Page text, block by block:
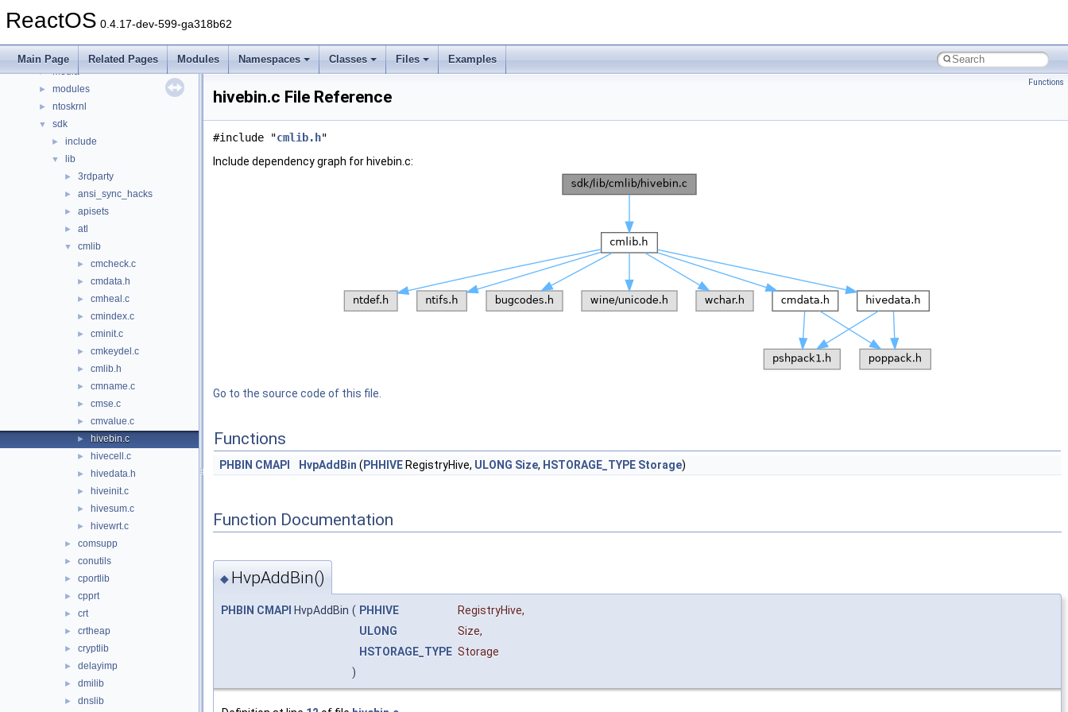
ReactOS 0.4.17-dev-599-ga318b62
Main Page Related Pages Modules Namespaces Classes Files Examples
► dll
►
► media
► modules
► ntoskrnl
▼ sdk
► include
▼ lib
► 3rdparty
► ansi_sync_hacks
► apisets
► atl
▼ cmlib
► cmcheck.c
► cmdata.h
► cmheal.c
► cmindex.c
► cminit.c
► cmkeydel.c
► cmlib.h
► cmname.c
► cmse.c
► cmvalue.c
► hivebin.c
► hivecell.c
► hivedata.h
► hiveinit.c
► hivesum.c
► hivewrt.c
► comsupp
► conutils
► cportlib
► cpprt
► crt
► crtheap
► cryptlib
► delayimp
► dmilib
► dnslib
Functions
hivebin.c File Reference
#include "cmlib.h"
Include dependency graph for hivebin.c:
Go to the source code of this file.
Functions
PHBIN CMAPI HvpAddBin ( PHHIVE RegistryHive, ULONG Size, HSTORAGE_TYPE Storage)
Function Documentation
◆ HvpAddBin()
PHBIN CMAPI HvpAddBin ( PHHIVE RegistryHive,
ULONG
Size,
HSTORAGE_TYPE Storage
)